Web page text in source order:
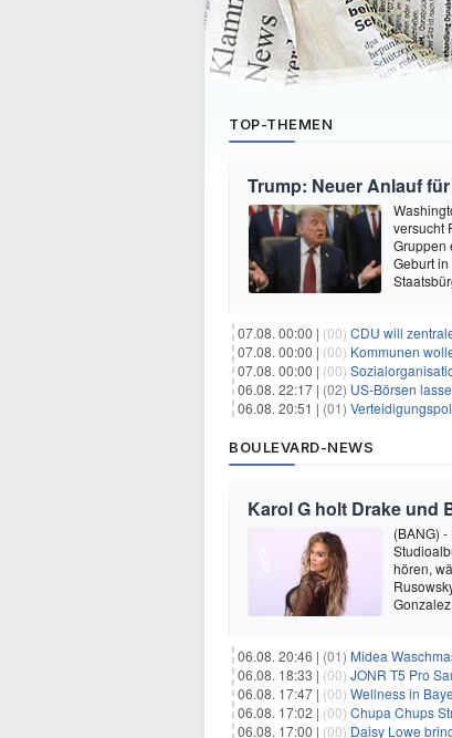
TOP-THEMEN
Trump: Neuer Anlauf
versucht
Gruppen
Geburt
07.08. 00:00 | (00) CDU will
07.08. 00:00 | (00) Kommunen
07.08. 00:00 | (00)
06.08. 22:17 | (02) US-Börsen
06.08. 20:51 | (01)
BOULEVARD-NEWS
Karol G holt Drake und
(BANG)
hören,
06.08. 20:46 | (01) Midea
06.08. 18:33 | (00) JONR T5 Pro
06.08. 17:47 | (00) Wellness in
06.08. 17:02 | (00) Chupa Chups
06.08. 17:00 | (00) Daisy Lowe